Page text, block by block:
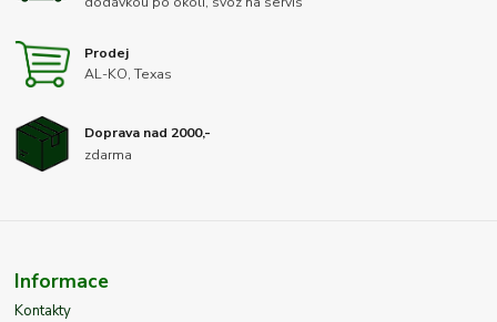
Prodej
AL-KO, Texas
Doprava nad 2000,-
zdarma
Informace
Kontakty